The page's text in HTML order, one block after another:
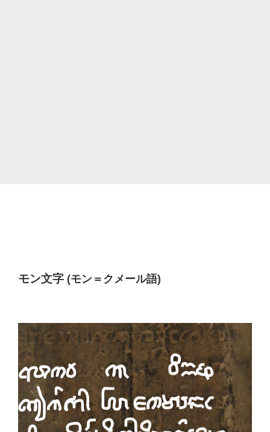
モン文字 (モン＝クメール語)